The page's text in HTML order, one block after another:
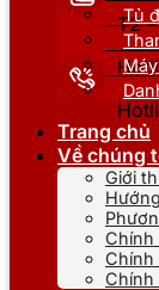
T2 -
Tủ
Trang chủ
Về chúng
Giới
Chính
Chính
Chính